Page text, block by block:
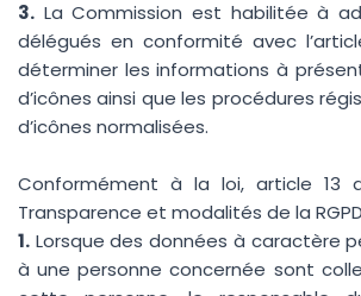
3. La Commission est habilitée à
délégués en conformité avec
déterminer les informations à
d’icônes ainsi que les procédures
d’icônes normalisées.
Conformément à la loi, article 13
Transparence et modalités de la
1. Lorsque des données à caractère
à une personne concernée sont